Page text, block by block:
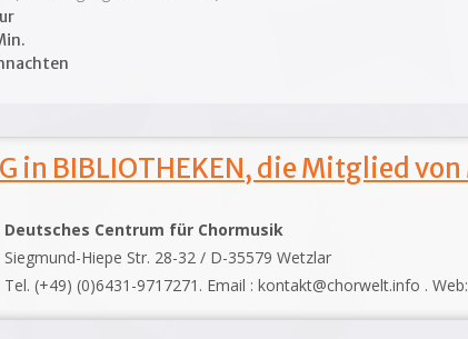
in BIBLIOTHEKEN, die Mitglied von
Deutsches Centrum für Chormusik
Siegmund-Hiepe Str. 28-32 / D-35579 Wetzlar
Tel. (+49) (0)6431-9717271. Email : kontakt@chorwelt.info .